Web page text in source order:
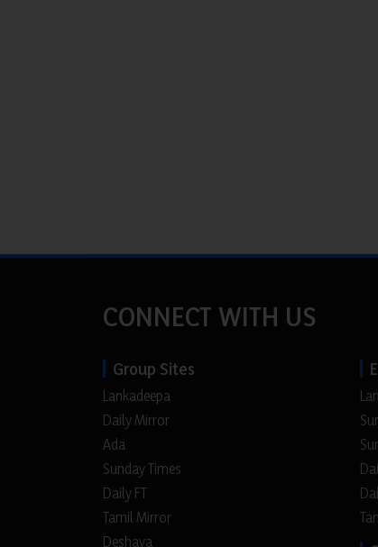
CONNECT WITH US
Group Sites
Lankadeepa
Daily Mirror
Ada
Sunday Times
Daily FT
Tamil Mirror
Deshaya